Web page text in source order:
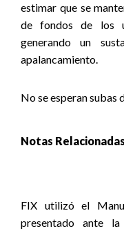
estimar que se
de fondos de los
generando un
apalancamiento.
No se esperan
Notas
FIX utilizó el
presentado ante